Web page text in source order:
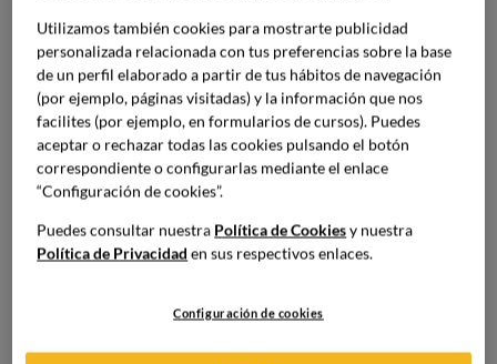
adaptadas a nuestros hábitos actuales.
Más allá de comer: una experiencia cultural
El turismo gastronómico se mete de lleno en la cultura de
una región. Y lo consigue porque se acerca al estilo de vida
local a través de lasvisitas a productores, recorriendo
mercados tradicionales o participando en rutas
gastronómicas. La gastronomía es un medio que sirve
costumbres y saberes que se han ido transmitiendo de
generación en generación.
Utilizamos también cookies para mostrarte publicidad
personalizada relacionada con tus preferencias sobre la base
de un perfil elaborado a partir de tus hábitos de navegación
(por ejemplo, páginas visitadas) y la información que nos
facilites (por ejemplo, en formularios de cursos). Puedes
aceptar o rechazar todas las cookies pulsando el botón
correspondiente o configurarlas mediante el enlace
“Configuración de cookies”.
Puedes consultar nuestra Política de Cookiesy nuestra
Política de Privacidad en sus respectivos enlaces.
Configuración de cookies